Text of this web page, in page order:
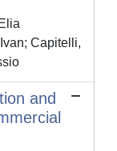
Capitelli,
and